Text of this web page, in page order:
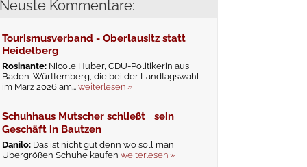
Neuste Kommentare:
Tourismusverband - Oberlausitz statt
Heidelberg
Rosinante: Nicole Huber, CDU-Politikerin aus
Baden-Württemberg, die bei der Landtagswahl
im März 2026 am...weiterlesen »
Schuhhaus Mutscher schließt sein
Geschäft in Bautzen
Danilo: Das ist nicht gut denn wo soll man
Übergrößen Schuhe kaufenweiterlesen »